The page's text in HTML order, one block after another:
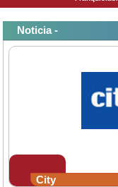
Noticia -
City